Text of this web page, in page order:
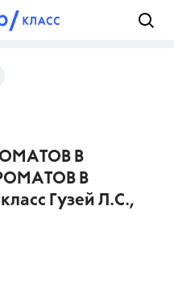
В
В
Гузей Л.С.,